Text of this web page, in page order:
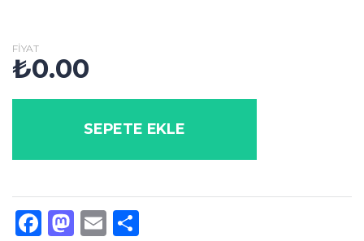
FIYAT
₺0.00
SEPETE EKLE
Facebook
Mastodon
Email